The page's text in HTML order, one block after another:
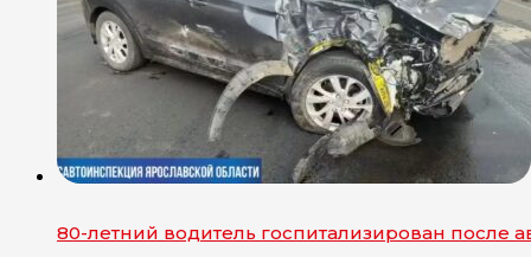
80-летний водитель госпитализирован после